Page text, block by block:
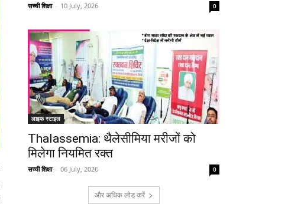
सच्ची शिक्षा - 10 July, 2026 0
लाइफ स्टाइल
Thalassemia: थैलेसीमिया मरीजों को
मिलेगा नियमित रक्त
सच्ची शिक्षा - 06 July, 2026 0
और अधिक लोड करें